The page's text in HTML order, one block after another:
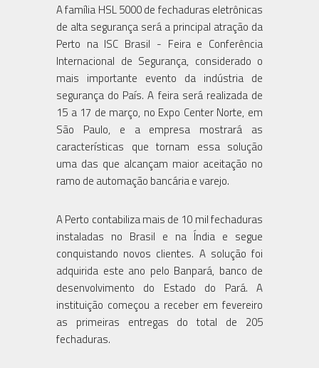
A família HSL 5000 de fechaduras eletrônicas
de alta segurança será a principal atração da
Perto na ISC Brasil - Feira e Conferência
Internacional de Segurança, considerado o
mais importante evento da indústria de
segurança do País. A feira será realizada de
15 a 17 de março, no Expo Center Norte, em
São Paulo, e a empresa mostrará as
características que tornam essa solução
uma das que alcançam maior aceitação no
ramo de automação bancária e varejo.
A Perto contabiliza mais de 10 mil fechaduras
instaladas no Brasil e na Índia e segue
conquistando novos clientes. A solução foi
adquirida este ano pelo Banpará, banco de
desenvolvimento do Estado do Pará. A
instituição começou a receber em fevereiro
as primeiras entregas do total de 205
fechaduras.